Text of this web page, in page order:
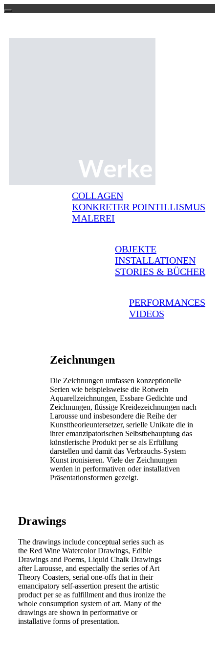
Legacy
Impressum
Werke
COLLAGEN
KONKRETER POINTILLISMUS
MALEREI
OBJEKTE
INSTALLATIONEN
STORIES & BÜCHER
PERFORMANCES
VIDEOS
Zeichnungen
Die Zeichnungen umfassen konzeptionelle
Serien wie beispielsweise die Rotwein
Aquarellzeichnungen, Essbare Gedichte und
Zeichnungen, flüssige Kreidezeichnungen nach
Larousse und insbesondere die Reihe der
Kunsttheorieuntersetzer, serielle Unikate die in
ihrer emanzipatorischen Selbstbehauptung das
künstlerische Produkt per se als Erfüllung
darstellen und damit das Verbrauchs-System
Kunst ironisieren. Viele der Zeichnungen
werden in performativen oder installativen
Präsentationsformen gezeigt.
Drawings
The drawings include conceptual series such as
the Red Wine Watercolor Drawings, Edible
Drawings and Poems, Liquid Chalk Drawings
after Larousse, and especially the series of Art
Theory Coasters, serial one-offs that in their
emancipatory self-assertion present the artistic
product per se as fulfillment and thus ironize the
whole consumption system of art. Many of the
drawings are shown in performative or
installative forms of presentation.